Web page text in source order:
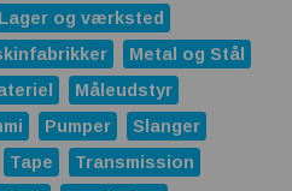
Lager og værksted
Metal og Stål
Måleudstyr
Pumper
Slanger
Tape
Transmission